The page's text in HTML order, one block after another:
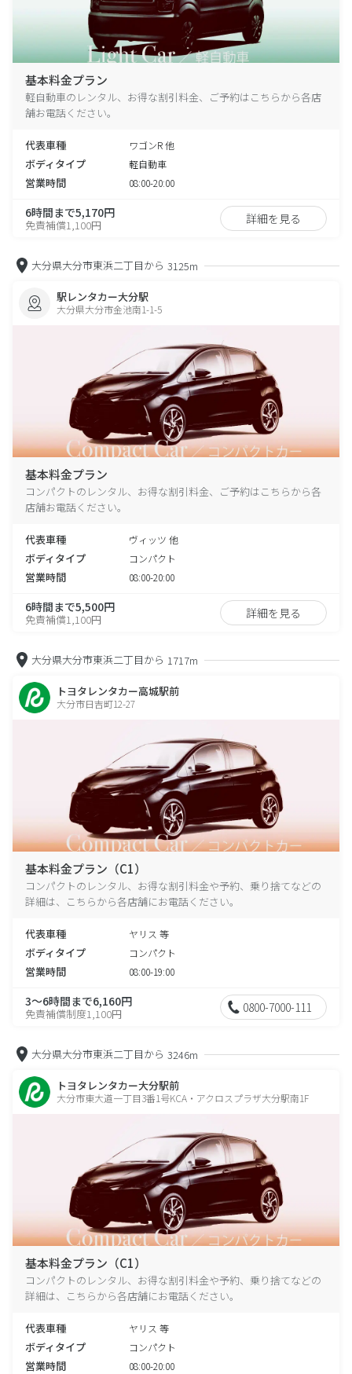
基本料金プラン
軽自動車のレンタル、お得な割引料金、ご予約はこちらから各店
舗お電話ください。
代表車種 ワゴンR 他
ボディタイプ 軽自動車
営業時間 08:00-20:00
6時間まで5,170円
免責補償1,100円 詳細を見る
大分県大分市東浜二丁目から 3125m
駅レンタカー大分駅
大分県大分市金池南1-1-5
基本料金プラン
コンパクトのレンタル、お得な割引料金、ご予約はこちらから各
店舗お電話ください。
代表車種 ヴィッツ 他
ボディタイプ コンパクト
営業時間 08:00-20:00
6時間まで5,500円
免責補償1,100円 詳細を見る
大分県大分市東浜二丁目から 1717m
トヨタレンタカー高城駅前
大分市日吉町12-27
基本料金プラン（C1）
コンパクトのレンタル、お得な割引料金や予約、乗り捨てなどの
詳細は、こちらから各店舗にお電話ください。
代表車種 ヤリス 等
ボディタイプ コンパクト
営業時間 08:00-19:00
3～6時間まで6,160円
免責補償制度1,100円 0800-7000-111
大分県大分市東浜二丁目から 3246m
トヨタレンタカー大分駅前
大分市東大道一丁目3番1号KCA・アクロスプラザ大分駅南1F
基本料金プラン（C1）
コンパクトのレンタル、お得な割引料金や予約、乗り捨てなどの
詳細は、こちらから各店舗にお電話ください。
代表車種 ヤリス 等
ボディタイプ コンパクト
営業時間 08:00-20:00